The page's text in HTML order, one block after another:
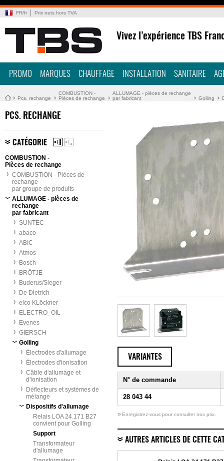
FR/fr Prix nets hors TVA
Vivez l’expérience TBS
PROMO MARQUES CHAUFFAGE INSTALLATION SANITAIRE
Pcs. rechange
COMBUSTION -
Pièces de rechange
ALLUMAGE - pièces de rechange
par fabricant
Golling
PCS. RECHANGE
CATÉGORIE
COMBUSTION -
Pièces de rechange
COMBUSTION - Pièces de
rechange
par groupe de produits
ALLUMAGE - pièces de
rechange
par fabricant
SUNTEC
abaco
ABIC
Atmos
Bosch
BRÖTJE
Buderus/Sieger
De Dietrich
elco KLöckner
ELECTRO_OIL
Evenes
GIERSCH
Golling
Électrodes d'allumage
Électrodes d'ionisation
Câble d'allumage et
d'ionisation
Déflecteurs et systèmes de
mélange
Dispositifs d'allumage
Relais LOA 24.171 B27
convient pour Golling
Support
Transformateur
d'allumage
VARIANTES
N° de commande
28 043 44
» Enregistrez-vous pour consulter nos prix.
AUTRES ARTICLES DE CETTE